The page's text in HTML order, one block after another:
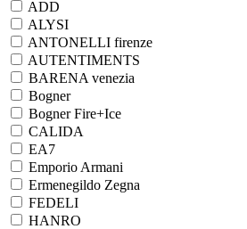
ADD
ALYSI
ANTONELLI firenze
AUTENTIMENTS
BARENA venezia
Bogner
Bogner Fire+Ice
CALIDA
EA7
Emporio Armani
Ermenegildo Zegna
FEDELI
HANRO